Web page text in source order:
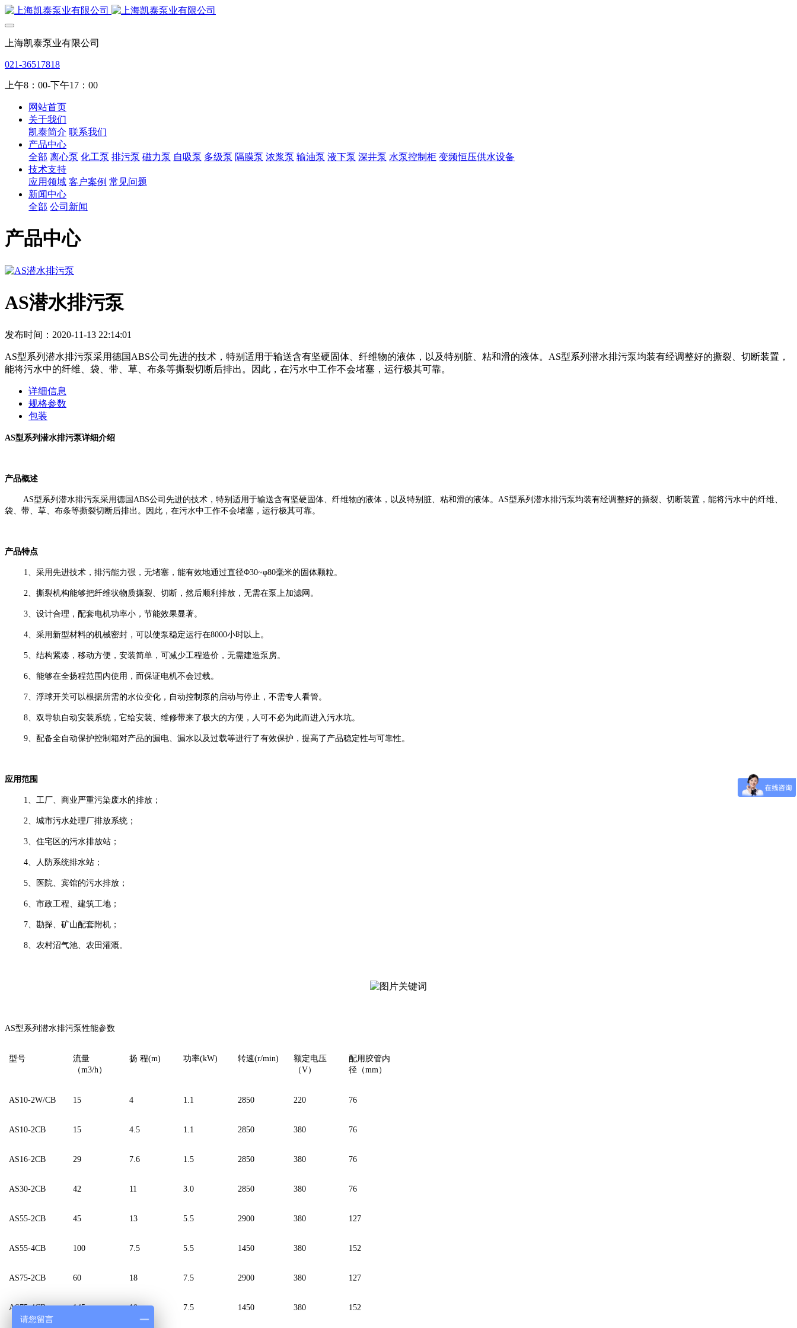
上海凯泰泵业有限公司
021-36517818
上午8：00-下午17：00
网站首页
关于我们
凯泰简介 联系我们
产品中心
全部 离心泵 化工泵 排污泵 磁力泵 自吸泵 多级泵 隔膜泵 浓浆泵 输油泵 液下泵 深井泵 水泵控制柜 变频恒压供水设备
技术支持
应用领域 客户案例 常见问题
新闻中心
全部 公司新闻
产品中心
AS潜水排污泵
发布时间：2020-11-13 22:14:01
AS型系列潜水排污泵采用德国ABS公司先进的技术，特别适用于输送含有坚硬固体、纤维物的液体，以及特别脏、粘和滑的液体。AS型系列潜水排污泵均装有经调整好的撕裂、切断装置，
能将污水中的纤维、袋、带、草、布条等撕裂切断后排出。因此，在污水中工作不会堵塞，运行极其可靠。
详细信息
规格参数
包装
AS型系列潜水排污泵详细介绍
产品概述
AS型系列潜水排污泵采用德国 ABS公司先进的技术，特别适用于输送含有坚硬固体、纤维物的液体，以及特别脏、粘和滑的液体。 AS型系列潜水排污泵均装有经调整好的撕裂 、切断装置 ，能将污水中的纤维、
袋、带、草、布条等撕裂切断后排出。因此，在污水中工作不会堵塞，运行极其可靠。
产品特点
1 、采用先进技术，排污能力强，无堵塞，能有效地通过直径Φ30~φ80毫米的固体颗粒。
2 、撕裂机构能够把纤维状物质撕裂、切断，然后顺利排放，无需在泵上加滤网。
3 、设计合理，配套电机功率小，节能效果显著。
4 、采用新型材料的机械密封，可以使泵稳定运行在8000小时以上。
5 、结构紧凑，移动方便，安装简单，可减少工程造价，无需建造泵房。
6 、能够在全扬程范围内使用，而保证电机不会过载。
7 、浮球开关可以根据所需的水位变化，自动控制泵的启动与停止，不需专人看管。
8 、双导轨自动安装系统，它给安装、维修带来了极大的方便，人可不必为此而进入污水坑。
9 、配备全自动保护控制箱对产品的漏电、漏水以及过载等进行了有效保护，提高了产品稳定性与可靠性。
应用范围
1 、工厂、商业严重污染废水的排放；
2 、城市污水处理厂排放系统；
3 、住宅区的污水排放站；
4 、人防系统排水站；
5 、医院、宾馆的污水排放；
6 、市政工程、建筑工地；
7 、勘探、矿山配套附机；
8 、农村沼气池、农田灌溉。
AS型系列潜水排污泵性能参数
型号
流量
（m3/h ）
扬 程(m) 功率(kW) 转速(r/min)
额定电压
（V）
配用胶管内
径（mm ）
AS10-2W/CB 15 4 1.1 2850 220 76
AS10-2CB 15 4.5 1.1 2850 380 76
AS16-2CB 29 7.6 1.5 2850 380 76
AS30-2CB 42 11 3.0 2850 380 76
AS55-2CB 45 13 5.5 2900 380 127
AS55-4CB 100 7.5 5.5 1450 380 152
AS75-2CB 60 18 7.5 2900 380 127
AS75-4CB 145 10 7.5 1450 380 152
请您留言